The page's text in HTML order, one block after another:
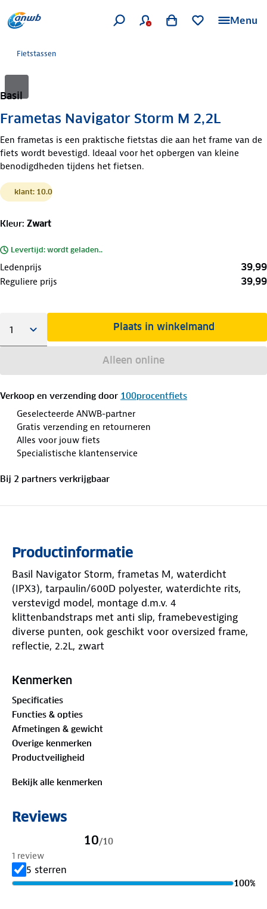
Menu
Fietstassen
Basil
Frametas Navigator Storm M 2,2L
Een frametas is een praktische fietstas die aan het frame van de
fiets wordt bevestigd. Ideaal voor het opbergen van kleine
benodigdheden tijdens het fietsen.
klant: 10.0
Kleur: Zwart
Levertijd: wordt geladen..
Ledenprijs 39,99
Reguliere prijs 39,99
Plaats in winkelmand
Alleen online
Verkoop en verzending door 100procentfiets
Geselecteerde ANWB-partner
Gratis verzending en retourneren
Alles voor jouw fiets
Specialistische klantenservice
Bij 2 partners verkrijgbaar
Productinformatie
Basil Navigator Storm, frametas M, waterdicht
(IPX3), tarpaulin/600D polyester, waterdichte rits,
verstevigd model, montage d.m.v. 4
klittenbandstraps met anti slip, framebevestiging
diverse punten, ook geschikt voor oversized frame,
reflectie, 2.2L, zwart
Kenmerken
Specificaties
Functies & opties
Afmetingen & gewicht
Overige kenmerken
Productveiligheid
Bekijk alle kenmerken
Reviews
10/10
1 review
5 sterren
100%